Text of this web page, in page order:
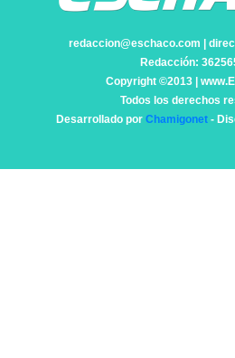
redaccion@eschaco.com |
Redacción:
Copyright ©2013 |
Todos los derechos
Desarrollado por Chamigonet-